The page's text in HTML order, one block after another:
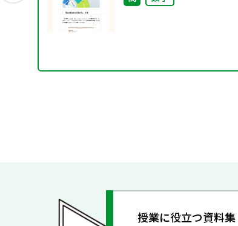
授業に役立つ資料集